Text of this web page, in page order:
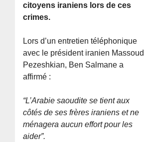
citoyens iraniens lors de ces
crimes.
Lors d’un entretien téléphonique
avec le président iranien Massoud
Pezeshkian, Ben Salmane a
affirmé :
“L’Arabie saoudite se tient aux
côtés de ses frères iraniens et ne
ménagera aucun effort pour les
aider”.